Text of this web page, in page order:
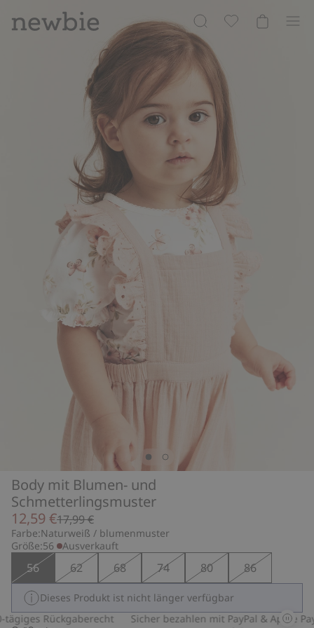
Body mit Blumen- und
Schmetterlingsmuster
12,59 €17,99 €
Farbe:Naturweiß / blumenmuster
Größe:56 Ausverkauft
56 62 68 74 80 86
Dieses Produkt ist nicht länger verfügbar
Rückgaberecht
Sicher bezahlen mit PayPal & Apple Pay